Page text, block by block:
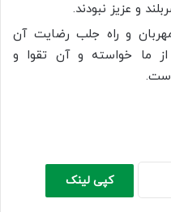
و عزیز نبودند.
و راه جلب رضایت آن
ما خواسته و آن تقوا و
کپی لینک